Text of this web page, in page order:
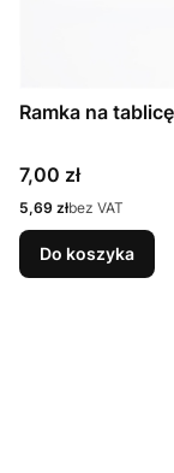
Ramka na
Cena
7,00 zł
Cena
5,69 złbez VAT
Do koszyka